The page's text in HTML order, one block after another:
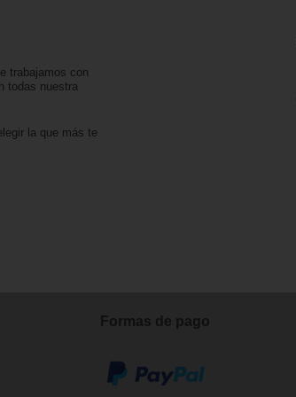
trabajamos con
todas nuestra
la que más te
Formas de pago